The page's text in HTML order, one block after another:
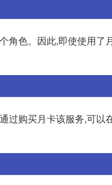
角色。因此,即使使用了
过购买月卡该服务,可以